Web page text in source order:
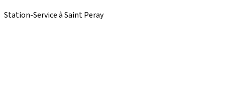
Station-Service à Saint Peray